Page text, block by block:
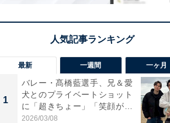
最新 一週間 一ヶ月
1
バレー・髙橋藍選手、兄＆愛
犬とのプライベートショット
に「超きちょー」「笑顔が見
れ...
2026/03/08